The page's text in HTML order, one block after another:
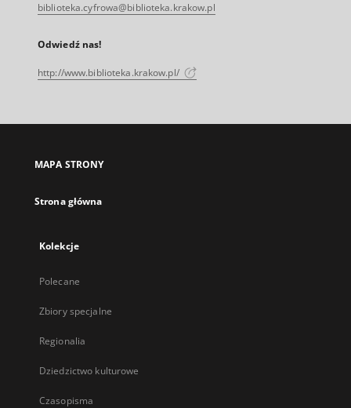
biblioteka.cyfrowa@biblioteka.krakow.pl
Odwiedź nas!
http://www.biblioteka.krakow.pl/
MAPA STRONY
Strona główna
Kolekcje
Polecane
Zbiory specjalne
Regionalia
Dziedzictwo kulturowe
Czasopisma